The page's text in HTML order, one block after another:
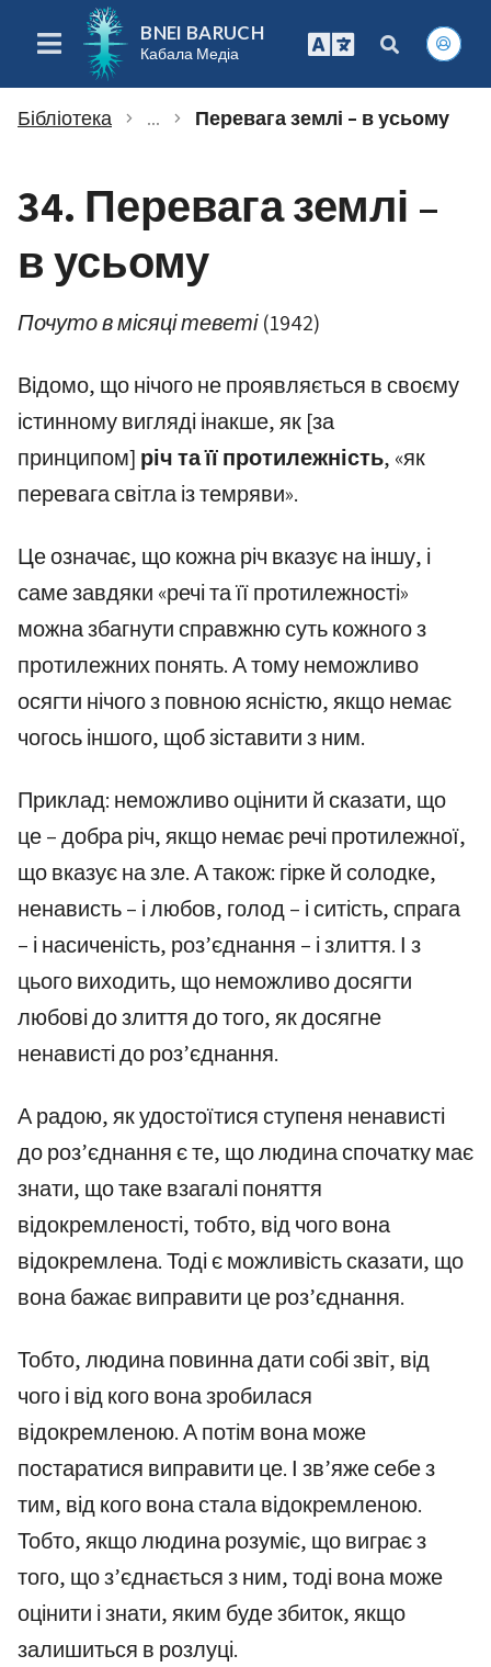
BNEI BARUCH
Кабала Медіа
Бібліотека chevron_right ... chevron_right Перевага землі – в усьому
34. Перевага землі –
в усьому
Почуто в місяці теветі (1942)
Відомо, що нічого не проявляється в своєму
істинному вигляді інакше, як [за
принципом] річ та її протилежність, «як
перевага світла із темряви».
Це означає, що кожна річ вказує на іншу, і
саме завдяки «речі та її протилежності»
можна збагнути справжню суть кожного з
протилежних понять. А тому неможливо
осягти нічого з повною ясністю, якщо немає
чогось іншого, щоб зіставити з ним.
Приклад: неможливо оцінити й сказати, що
це – добра річ, якщо немає речі протилежної,
що вказує на зле. А також: гірке й солодке,
ненависть – і любов, голод – і ситість, спрага
– і насиченість, роз’єднання – і злиття. І з
цього виходить, що неможливо досягти
любові до злиття до того, як досягне
ненависті до роз’єднання.
А радою, як удостоїтися ступеня ненависті
до роз’єднання є те, що людина спочатку має
знати, що таке взагалі поняття
відокремленості, тобто, від чого вона
відокремлена. Тоді є можливість сказати, що
вона бажає виправити це роз’єднання.
Тобто, людина повинна дати собі звіт, від
чого і від кого вона зробилася
відокремленою. А потім вона може
постаратися виправити це. І зв’яже себе з
тим, від кого вона стала відокремленою.
Тобто, якщо людина розуміє, що виграє з
того, що з’єднається з ним, тоді вона може
оцінити і знати, яким буде збиток, якщо
залишиться в розлуці.